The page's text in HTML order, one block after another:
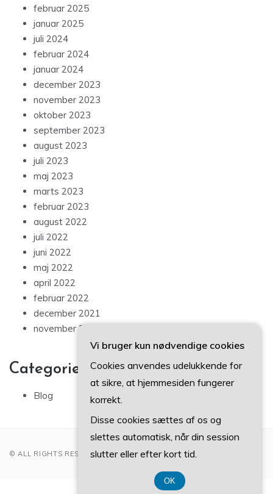
februar 2025
januar 2025
juli 2024
februar 2024
januar 2024
december 2023
november 2023
oktober 2023
september 2023
august 2023
juli 2023
maj 2023
marts 2023
februar 2023
august 2022
juli 2022
juni 2022
maj 2022
april 2022
februar 2022
december 2021
november 2021
Categories
Blog
© ALL RIGHTS RESERVED 2022
Vi bruger kun nødvendige cookies
Cookies anvendes udelukkende for
at sikre, at hjemmesiden fungerer
korrekt.
Disse cookies sættes af os og
slettes automatisk, når din session
slutter eller efter kort tid.
OK